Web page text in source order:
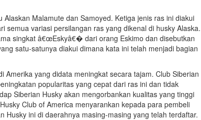
Malamute dan Samoyed. Ketiga jenis ras ini diakui
semua variasi persilangan ras yang dikenal di husky Alaska.
singkat â€œEskyâ€� dari orang Eskimo dan disebutkan
satu-satunya diakui dimana kata ini telah menjadi bagian
Amerika yang didata meningkat secara tajam. Club Siberian
popularitas yang cepat dari ras ini dan tidak
Siberian Husky akan mengorbankan kualitas yang tinggi
Club of America menyarankan kepada para pembeli
Husky ini di daerahnya masing-masing yang telah terdaftar.